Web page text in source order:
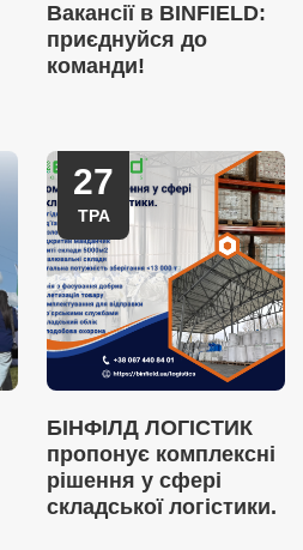
Вакансії в BINFIELD:
приєднуйся до
команди!
27
ТРА
БІНФІЛД ЛОГІСТИК
пропонує комплексні
рішення у сфері
складської логістики.